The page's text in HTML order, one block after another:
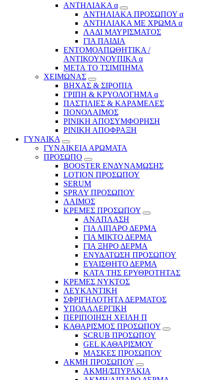
ΑΝΤΗΛΙΑΚΑ α
ΑΝΤΗΛΙΑΚΑ ΠΡΟΣΩΠΟΥ α
ΑΝΤΗΛΙΑΚΑ ΜΕ ΧΡΩΜΑ α
ΛΑΔΙ ΜΑΥΡΙΣΜΑΤΟΣ
ΓΙΑ ΠΑΙΔΙΑ
ΕΝΤΟΜΟΑΠΩΘΗΤΙΚΑ /
ΑΝΤΙΚΟΥΝΟΥΠΙΚΑ α
ΜΕΤΑ ΤΟ ΤΣΙΜΠΗΜΑ
ΧΕΙΜΩΝΑΣ
ΒΗΧΑΣ & ΣΙΡΟΠΙΑ
ΓΡΙΠΗ & ΚΡΥΟΛΟΓΗΜΑ α
ΠΑΣΤΙΛΙΕΣ & ΚΑΡΑΜΕΛΕΣ
ΠΟΝΟΛΑΙΜΟΣ
ΡΙΝΙΚΗ ΑΠΟΣΥΜΦΟΡΗΣΗ
ΡΙΝΙΚΗ ΑΠΟΦΡΑΞΗ
ΓΥΝΑΙΚΑ
ΓΥΝΑΙΚΕΙΑ ΑΡΩΜΑΤΑ
ΠΡΟΣΩΠΟ
BOOSTER ΕΝΔΥΝΑΜΩΣΗΣ
LOTION ΠΡΟΣΩΠΟΥ
SERUM
SPRAY ΠΡΟΣΩΠΟΥ
ΛΑΙΜΟΣ
ΚΡΕΜΕΣ ΠΡΟΣΩΠΟΥ
ΑΝΑΠΛΑΣΗ
ΓΙΑ ΛΙΠΑΡΟ ΔΕΡΜΑ
ΓΙΑ ΜΙΚΤΟ ΔΕΡΜΑ
ΓΙΑ ΞΗΡΟ ΔΕΡΜΑ
ΕΝΥΔΑΤΩΣΗ ΠΡΟΣΩΠΟΥ
ΕΥΑΙΣΘΗΤΟ ΔΕΡΜΑ
ΚΑΤΑ ΤΗΣ ΕΡΥΘΡΟΤΗΤΑΣ
ΚΡΕΜΕΣ ΝΥΚΤΟΣ
ΛΕΥΚΑΝΤΙΚΗ
ΣΦΡΙΓΗΛΟΤΗΤΑ ΔΕΡΜΑΤΟΣ
ΥΠΟΑΛΛΕΡΓΙΚΗ
ΠΕΡΙΠΟΙΗΣΗ ΧΕΙΛΗ Π
ΚΑΘΑΡΙΣΜΟΣ ΠΡΟΣΩΠΟΥ
SCRUB ΠΡΟΣΩΠΟΥ
GEL ΚΑΘΑΡΙΣΜΟΥ
ΜΑΣΚΕΣ ΠΡΟΣΩΠΟΥ
ΑΚΜΗ ΠΡΟΣΩΠΟΥ
ΑΚΜΗ/ΣΠΥΡΑΚΙΑ